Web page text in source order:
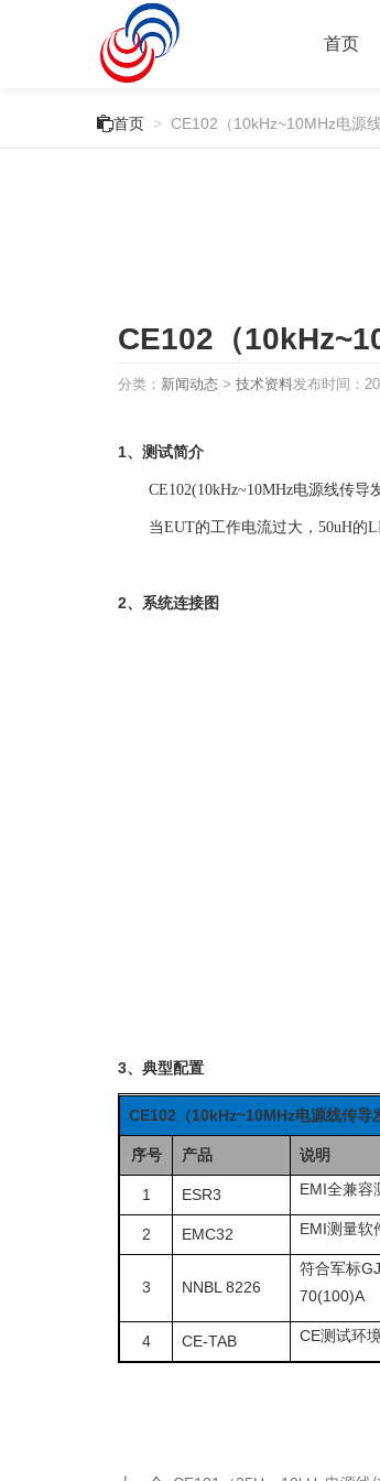
首页
首页 > CE102（10kHz~10MHz电源线
CE102（
分类： 新闻动态 > 技术资料发布时间：
1、测试简介
CE102(10kHz~10MHz电源线传导
当EUT的工作电流过大，50uH的
2、系统连接图
3、典型配置
CE102 （10kHz~10MHz电源线传导
序号 产品 说明
1 ESR3 EMI全兼容
2 EMC32 EMI测量软
3 NNBL 8226
符合军标
70(100)A
4 CE-TAB CE测试环